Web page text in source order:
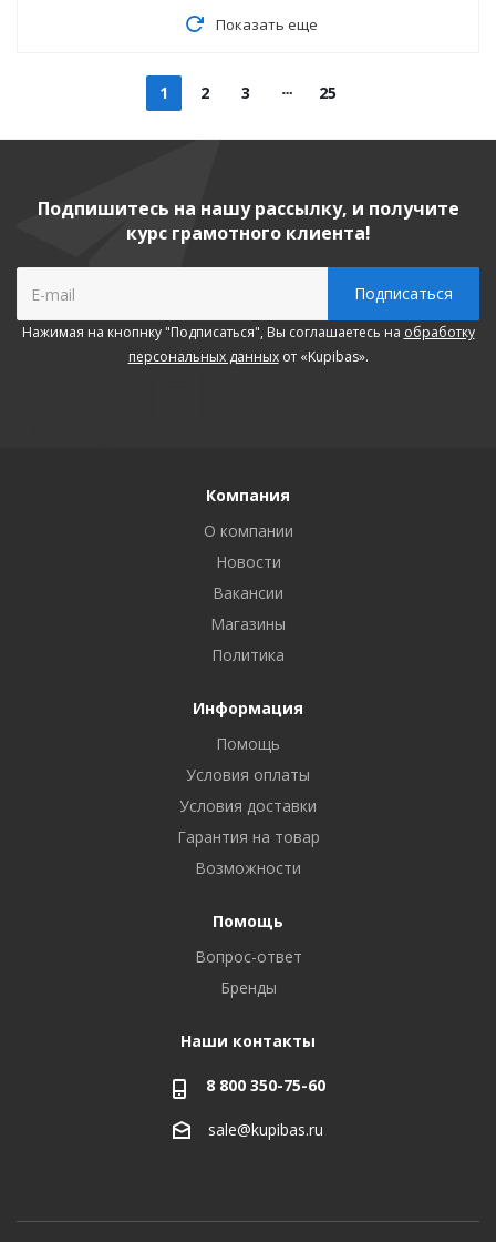
Показать еще
1 2 3 25
Подпишитесь на нашу рассылку, и получите
курс грамотного клиента!
Нажимая на кнопнку "Подписаться", Вы соглашаетесь на обработку
персональных данныхот «Kupibas».
Компания
О компании
Новости
Вакансии
Магазины
Политика
Информация
Помощь
Условия оплаты
Условия доставки
Гарантия на товар
Возможности
Помощь
Вопрос-ответ
Бренды
Наши контакты
8 800 350-75-60
sale@kupibas.ru